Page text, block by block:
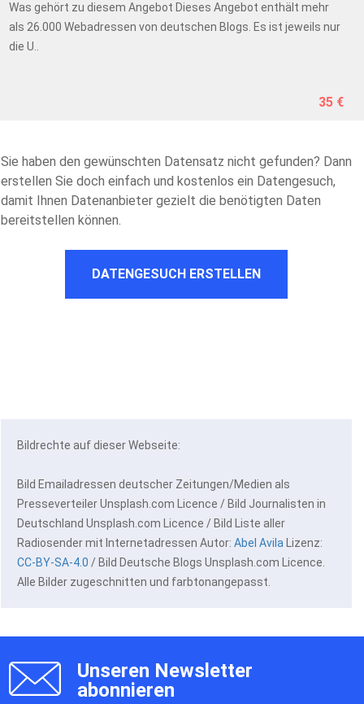
Was gehört zu diesem Angebot Dieses Angebot enthält mehr
als 26.000 Webadressen von deutschen Blogs. Es ist jeweils nur
die U..
35 €
Sie haben den gewünschten Datensatz nicht gefunden? Dann
erstellen Sie doch einfach und kostenlos ein Datengesuch,
damit Ihnen Datenanbieter gezielt die benötigten Daten
bereitstellen können.
DATENGESUCH ERSTELLEN
Bildrechte auf dieser Webseite:
Bild Emailadressen deutscher Zeitungen/Medien als
Presseverteiler Unsplash.com Licence / Bild Journalisten in
Deutschland Unsplash.com Licence / Bild Liste aller
Radiosender mit Internetadressen Autor: Abel Avila Lizenz:
CC-BY-SA-4.0 / Bild Deutsche Blogs Unsplash.com Licence.
Alle Bilder zugeschnitten und farbtonangepasst.
Unseren Newsletter
abonnieren